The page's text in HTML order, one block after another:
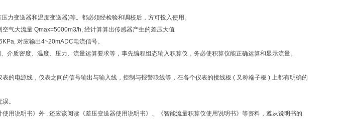
力变送器和温度变送器)等。都必须经检验和调校后，方可投入使用。
气大流量 Qmax=5000m3/h, 经计算算出传感器产生的差压大值
对应输出4~20mADC电流信号。
介质密度、温度、压力、流量运算要求等，事先编程组态输入积算仪，务必使积算仪能正确运算和显示流量。
的电源线，仪表之间的信号输出与输入线，控制与报警联线等，在各个仪表的接线板 ( 又称端子板 ) 上都有明确的
。
用说明书》外 , 还应该阅读《差压变送器使用说明书》、《智能流量积算仪使用说明书》等资料，遵从说明书的